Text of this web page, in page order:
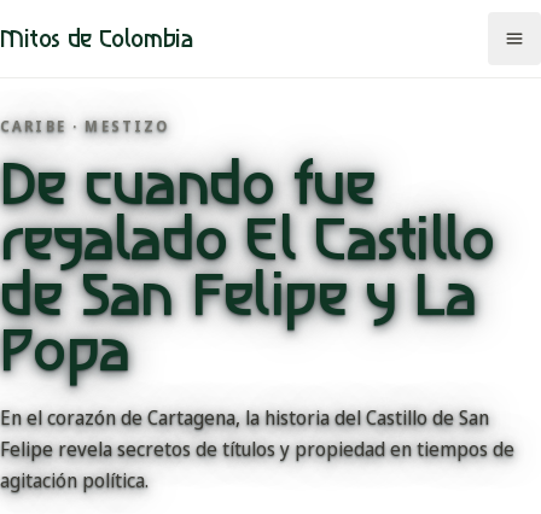
Mitos de Colombia
Mitos
Regiones
Comunidades
Categorías
Rutas
Mapa
CARIBE · MESTIZO
De cuando fue
regalado El Castillo
de San Felipe y La
Popa
En el corazón de Cartagena, la historia del Castillo de San
Felipe revela secretos de títulos y propiedad en tiempos de
agitación política.